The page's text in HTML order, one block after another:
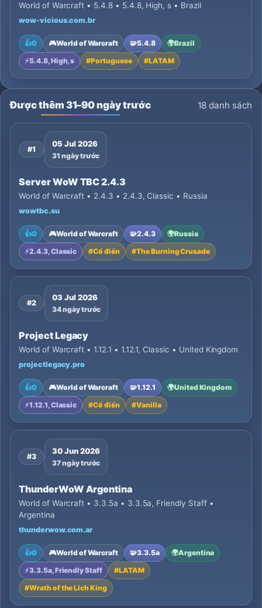
World of Warcraft • 5.4.8 • 5.4.8, High, s • Brazil
wow-vicious.com.br
👍0 🎮World of Warcraft 🧩5.4.8 🌍Brazil
⚡5.4.8, High, s #Portuguese #LATAM
Được thêm 31–90 ngày trước 18 danh sách
#1
05 Jul 2026
31 ngày trước
Server WoW TBC 2.4.3
World of Warcraft • 2.4.3 • 2.4.3, Classic • Russia
wowtbc.su
👍0 🎮World of Warcraft 🧩2.4.3 🌍Russia
⚡2.4.3, Classic #Cổ điển #The Burning Crusade
#2
03 Jul 2026
34 ngày trước
Project Legacy
World of Warcraft • 1.12.1 • 1.12.1, Classic • United Kingdom
projectlegacy.pro
👍0 🎮World of Warcraft 🧩1.12.1 🌍United Kingdom
⚡1.12.1, Classic #Cổ điển #Vanilla
#3
30 Jun 2026
37 ngày trước
ThunderWoW Argentina
World of Warcraft • 3.3.5a • 3.3.5a, Friendly Staff •
Argentina
thunderwow.com.ar
👍0 🎮World of Warcraft 🧩3.3.5a 🌍Argentina
⚡3.3.5a, Friendly Staff #LATAM
#Wrath of the Lich King